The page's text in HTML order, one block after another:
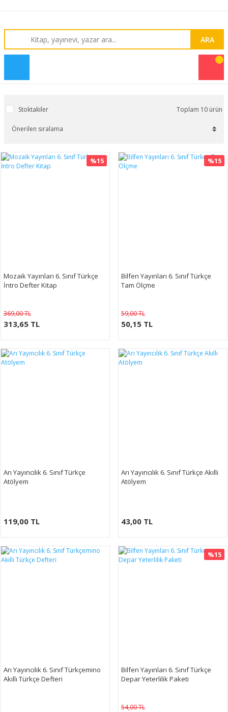
ARA
Stoktakiler Toplam 10 ürün
%15
Mozaik Yayınları 6. Sınıf Türkçe
İntro Defter Kitap
369,00 TL
313,65 TL
%15
Bilfen Yayınları 6. Sınıf Türkçe
Tam Ölçme
59,00 TL
50,15 TL
Arı Yayıncılık 6. Sınıf Türkçe
Atölyem
119,00 TL
Arı Yayıncılık 6. Sınıf Türkçe Akıllı
Atölyem
43,00 TL
Arı Yayıncılık 6. Sınıf Türkçemino
Akıllı Türkçe Defteri
%15
Bilfen Yayınları 6. Sınıf Türkçe
Depar Yeterlilik Paketi
54,00 TL